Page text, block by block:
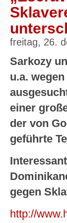
freitag, 26.
Sarkozy
u.a.
einer
der von
geführte
gegen
http://